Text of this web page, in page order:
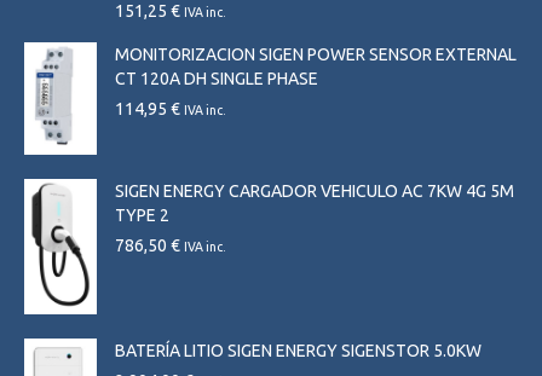
3.085,50 €
151,25 € IVA inc.
MONITORIZACION SIGEN POWER SENSOR EXTERNAL
CT 120A DH SINGLE PHASE
114,95 € IVA inc.
SIGEN ENERGY CARGADOR VEHICULO AC 7KW 4G 5M
TYPE 2
786,50 € IVA inc.
BATERÍA LITIO SIGEN ENERGY SIGENSTOR 5.0KW